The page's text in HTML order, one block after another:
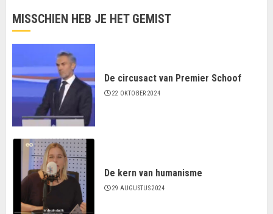
MISSCHIEN HEB JE HET GEMIST
De circusact van Premier Schoof
22 OKTOBER 2024
De kern van humanisme
29 AUGUSTUS 2024